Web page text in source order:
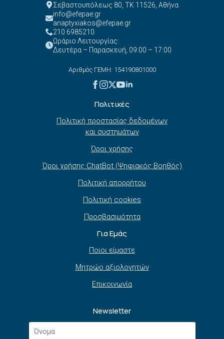
Σεβαστουπόλεως 80, ΤΚ 11526, Αθήνα
info@efepae.gr
anaptyxiakos@efepae.gr
210 6985210
Ωράριο Λειτουργίας:
Δευτέρα – Παρασκευή, 09:00 – 17:00
Αριθμός ΓΕΜΗ: 154190801000
Πολιτικές
Πολιτική προστασίας δεδομένων
και συστημάτων
Όροι χρήσης
Όροι χρήσης ChatBot (Ψηφιακός Βοηθός)
Πολιτική απορρήτου
Πολιτική cookies
Προσβασιμότητα
Για Εμάς
Ποιοι είμαστε
Μητρώο αξιολογητών
Επικοινωνία
Newsletter
Όνομα